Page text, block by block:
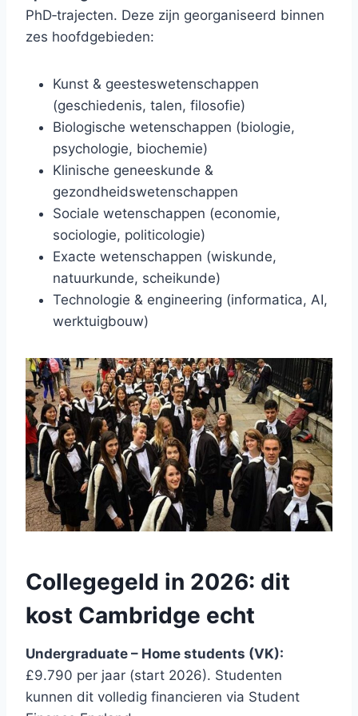
PhD‑trajecten. Deze zijn georganiseerd binnen
zes hoofdgebieden:
Kunst & geesteswetenschappen
(geschiedenis, talen, filosofie)
Biologische wetenschappen (biologie,
psychologie, biochemie)
Klinische geneeskunde &
gezondheidswetenschappen
Sociale wetenschappen (economie,
sociologie, politicologie)
Exacte wetenschappen (wiskunde,
natuurkunde, scheikunde)
Technologie & engineering (informatica, AI,
werktuigbouw)
Collegegeld in 2026: dit
kost Cambridge echt
Undergraduate – Home students (VK):
£9.790 per jaar (start 2026). Studenten
kunnen dit volledig financieren via Student